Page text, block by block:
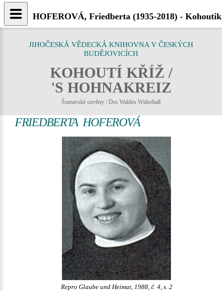
JIHOČESKÁ VĚDECKÁ KNIHOVNA V ČESKÝCH
BUDĚJOVICÍCH
KOHOUTÍ KŘÍŽ /
'S HOHNAKREIZ
Šumavské ozvěny / Des Waldes Widerhall
FRIEDBERTA HOFEROVÁ
Repro Glaube und Heimat, 1988, č. 4, s. 2
HOFEROVÁ, Friedberta (1935-2018) -